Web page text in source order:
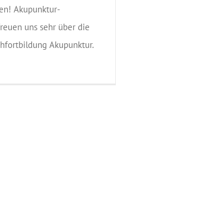
Akupunktur-
uns sehr über die
Akupunktur.